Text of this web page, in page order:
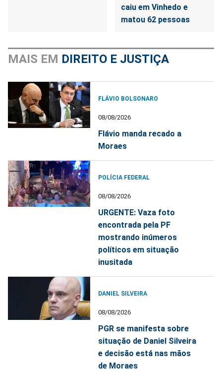
caiu em Vinhedo e
matou 62 pessoas
MAIS EM DIREITO E JUSTIÇA
FLÁVIO BOLSONARO
08/08/2026
Flávio manda recado a
Moraes
POLÍCIA FEDERAL
08/08/2026
URGENTE: Vaza foto
encontrada pela PF
mostrando inúmeros
políticos em situação
inusitada
DANIEL SILVEIRA
08/08/2026
PGR se manifesta sobre
situação de Daniel Silveira
e decisão está nas mãos
de Moraes